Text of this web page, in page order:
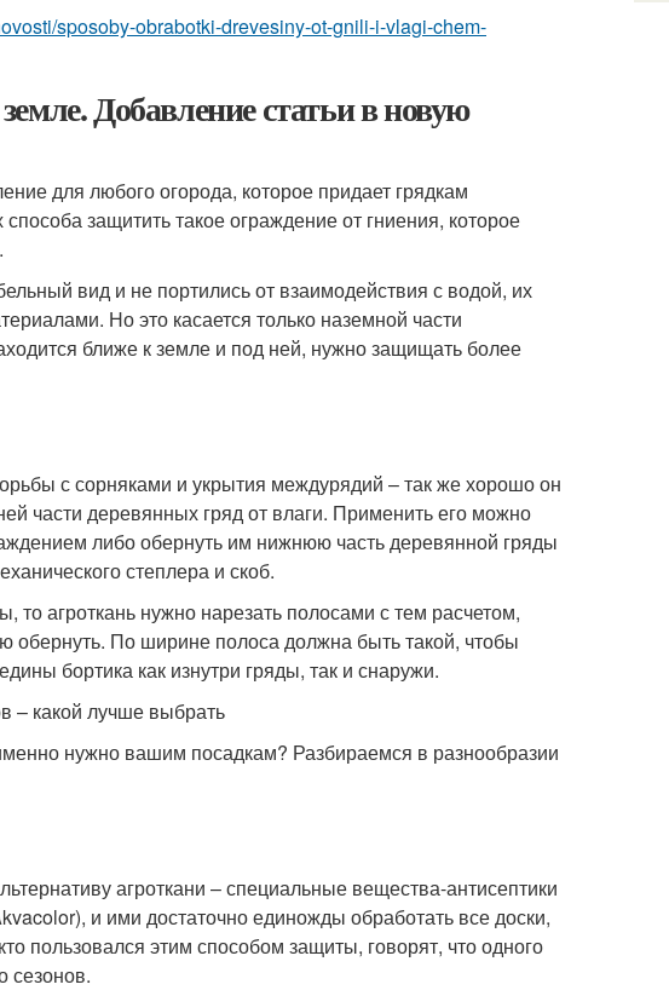
sposoby-obrabotki-drevesiny-ot-gnili-i-vlagi-chem-
Добавление статьи в новую
для любого огорода, которое придает грядкам
защитить такое ограждение от гниения, которое
вид и не портились от взаимодействия с водой, их
Но это касается только наземной части
ближе к земле и под ней, нужно защищать более
с сорняками и укрытия междурядий – так же хорошо он
части деревянных гряд от влаги. Применить его можно
либо обернуть им нижнюю часть деревянной гряды
степлера и скоб.
то агроткань нужно нарезать полосами с тем расчетом,
По ширине полоса должна быть такой, чтобы
бортика как изнутри гряды, так и снаружи.
– какой лучше выбрать
нужно вашим посадкам? Разбираемся в разнообразии
агроткани – специальные вещества-антисептики
и ими достаточно единожды обработать все доски,
пользовался этим способом защиты, говорят, что одного
сезонов.